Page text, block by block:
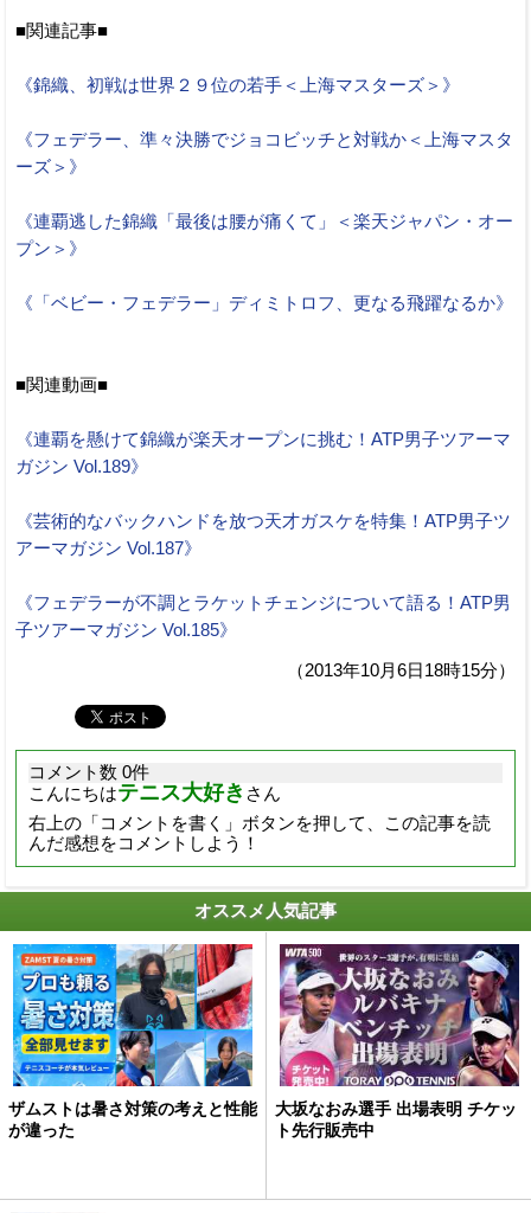
■関連記事■
《錦織、初戦は世界２９位の若手＜上海マスターズ＞》
《フェデラー、準々決勝でジョコビッチと対戦か＜上海マスタ
ーズ＞》
《連覇逃した錦織「最後は腰が痛くて」＜楽天ジャパン・オー
プン＞》
《「ベビー・フェデラー」ディミトロフ、更なる飛躍なるか》
■関連動画■
《連覇を懸けて錦織が楽天オープンに挑む！ATP男子ツアーマ
ガジン Vol.189》
《芸術的なバックハンドを放つ天才ガスケを特集！ATP男子ツ
アーマガジン Vol.187》
《フェデラーが不調とラケットチェンジについて語る！ATP男
子ツアーマガジン Vol.185》
（2013年10月6日18時15分）
コメント数 0件
こんにちはテニス大好き さん
右上の「コメントを書く」ボタンを押して、この記事を読
んだ感想をコメントしよう！
オススメ人気記事
ザムストは暑さ対策の考えと性能
が違った
大坂なおみ選手 出場表明 チケッ
ト先行販売中